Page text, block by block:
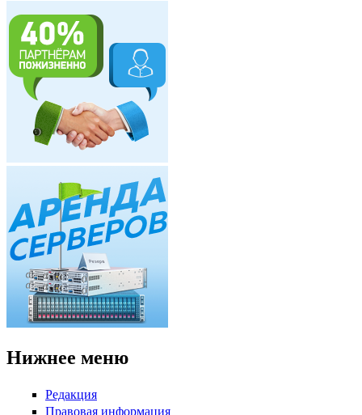
Нижнее меню
Редакция
Правовая информация